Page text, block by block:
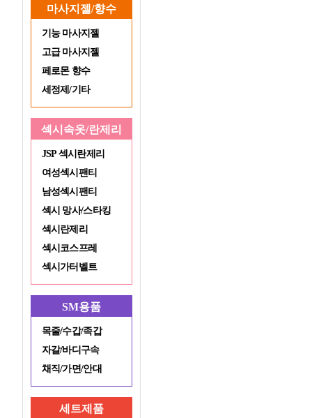
마사지젤/향수
기능 마사지젤
고급 마사지젤
페로몬 향수
세정제/기타
섹시속옷/란제리
JSP 섹시란제리
여성섹시팬티
남성섹시팬티
섹시 망사/스타킹
섹시란제리
섹시코스프레
섹시가터벨트
SM용품
목줄/수갑/족갑
자갈/바디구속
채직/가면/안대
세트제품